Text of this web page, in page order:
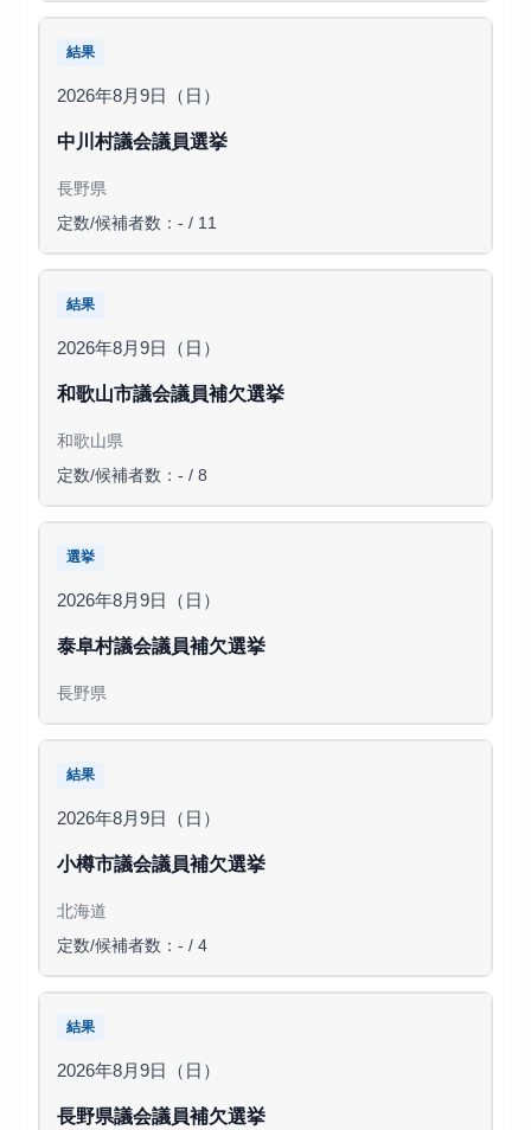
結果
2026年8月9日（日）
中川村議会議員選挙
長野県
定数/候補者数：- / 11
結果
2026年8月9日（日）
和歌山市議会議員補欠選挙
和歌山県
定数/候補者数：- / 8
選挙
2026年8月9日（日）
泰阜村議会議員補欠選挙
長野県
結果
2026年8月9日（日）
小樽市議会議員補欠選挙
北海道
定数/候補者数：- / 4
結果
2026年8月9日（日）
長野県議会議員補欠選挙